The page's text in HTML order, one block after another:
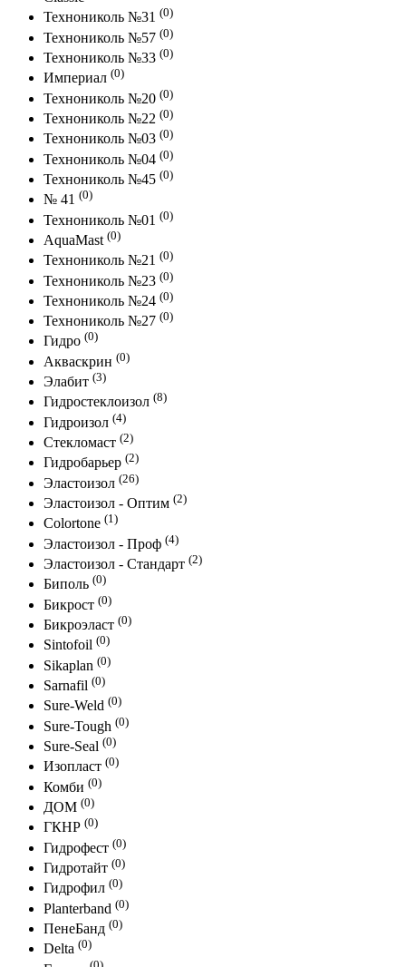
Технониколь №31 (0)
Технониколь №57 (0)
Технониколь №33 (0)
Империал (0)
Технониколь №20 (0)
Технониколь №22 (0)
Технониколь №03 (0)
Технониколь №04 (0)
Технониколь №45 (0)
№ 41 (0)
Технониколь №01 (0)
AquaMast (0)
Технониколь №21 (0)
Технониколь №23 (0)
Технониколь №24 (0)
Технониколь №27 (0)
Гидро (0)
Акваскрин (0)
Элабит (3)
Гидростеклоизол (8)
Гидроизол (4)
Стекломаст (2)
Гидробарьер (2)
Эластоизол (26)
Эластоизол - Оптим (2)
Colortone (1)
Эластоизол - Проф (4)
Эластоизол - Стандарт (2)
Биполь (0)
Бикрост (0)
Бикроэласт (0)
Sintofoil (0)
Sikaplan (0)
Sarnafil (0)
Sure-Weld (0)
Sure-Tough (0)
Sure-Seal (0)
Изопласт (0)
Комби (0)
ДОМ (0)
ГКНР (0)
Гидрофест (0)
Гидротайт (0)
Гидрофил (0)
Planterband (0)
ПенеБанд (0)
Delta (0)
(0)